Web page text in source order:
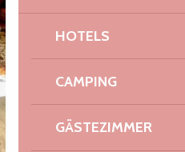
HOTELS
CAMPING
GÄSTEZIMMER